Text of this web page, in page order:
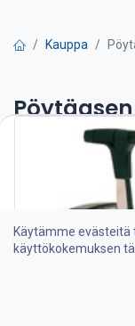
Kauppa
Hallintalaite,
– 2-toiminen
– hallitset yhdellä
– sopiva 33C sarjan
317,93
Käytämme
käyttökokemuksen